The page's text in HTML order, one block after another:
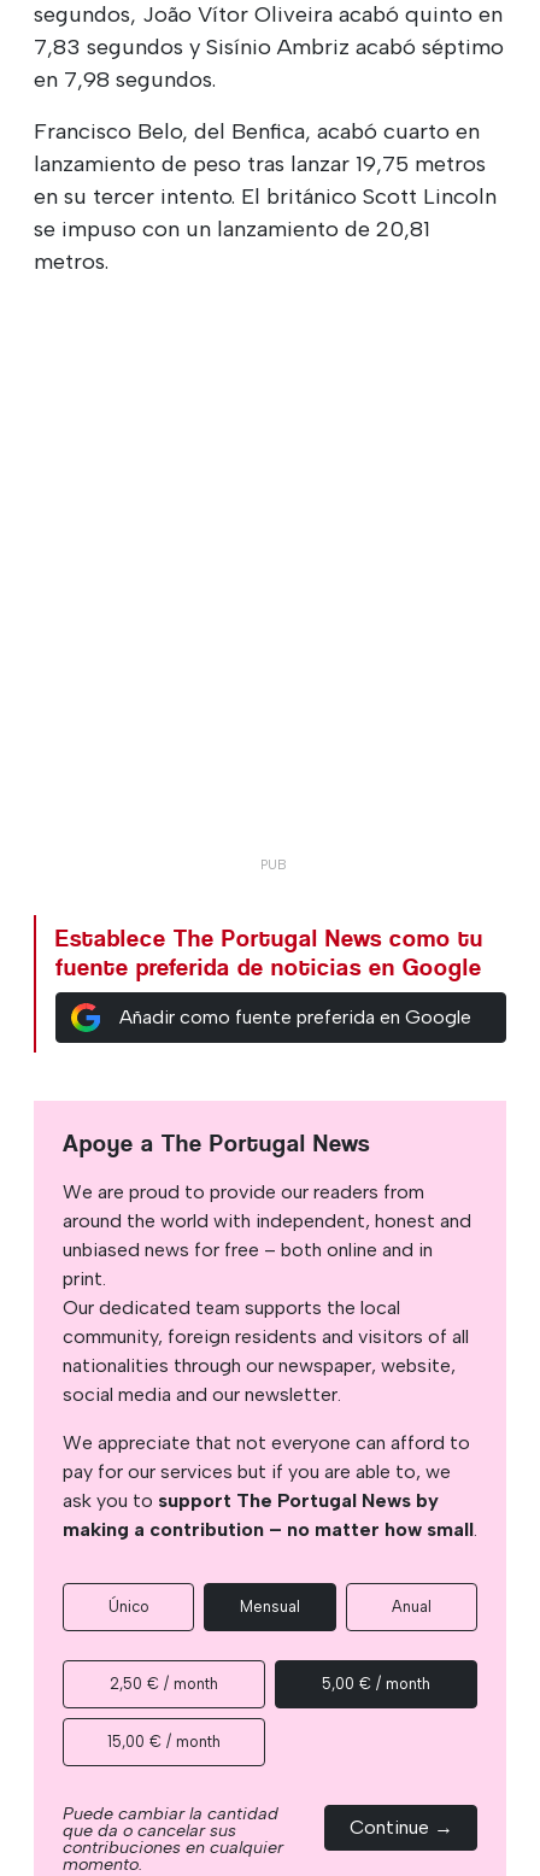
segundos, João Vítor Oliveira acabó quinto en
7,83 segundos y Sisínio Ambriz acabó séptimo
en 7,98 segundos.
Francisco Belo, del Benfica, acabó cuarto en
lanzamiento de peso tras lanzar 19,75 metros
en su tercer intento. El británico Scott Lincoln
se impuso con un lanzamiento de 20,81
metros.
Establece The Portugal News como tu
fuente preferida de noticias en Google
Añadir como fuente preferida en Google
Apoye a The Portugal News
We are proud to provide our readers from
around the world with independent, honest and
unbiased news for free – both online and in
print.
Our dedicated team supports the local
community, foreign residents and visitors of all
nationalities through our newspaper, website,
social media and our newsletter.
We appreciate that not everyone can afford to
pay for our services but if you are able to, we
ask you to support The Portugal News by
making a contribution – no matter how small.
Único Mensual Anual
2,50 € / month 5,00 € / month
15,00 € / month
Puede cambiar la cantidad
que da o cancelar sus
contribuciones en cualquier
momento.
Continue →